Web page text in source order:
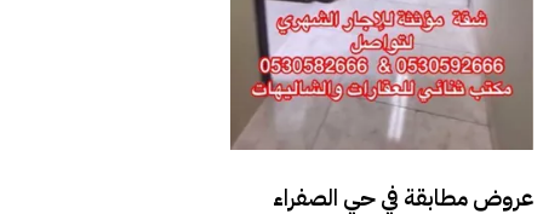
عروض مطابقة فيحي الصفراء